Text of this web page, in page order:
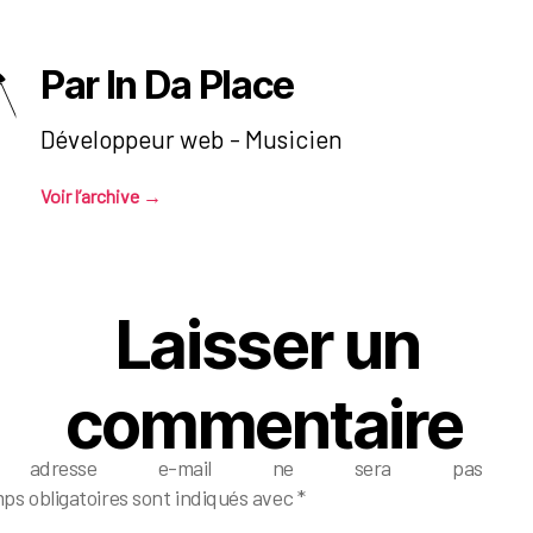
Par In Da Place
Développeur web - Musicien
Voir l’archive →
Laisser un
commentaire
adresse e-mail ne sera pas
obligatoires sont indiqués avec*